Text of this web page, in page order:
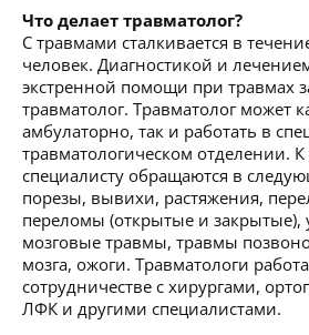
Что делает травматолог?
С травмами сталкивается в
человек. Диагностикой и
экстренной помощи при травмах
травматолог. Травматолог может
амбулаторно, так и работать в
травматологическом отделении.
специалисту обращаются в
порезы, вывихи, растяжения,
переломы (открытые и
мозговые травмы, травмы
мозга, ожоги. Травматологи
сотрудничестве с хирургами,
ЛФК и другими специалистами.